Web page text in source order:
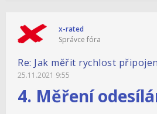
x-rated
Správce fóra
Re: Jak měřit rychlost
25.11.2021 9:55
4. Měření